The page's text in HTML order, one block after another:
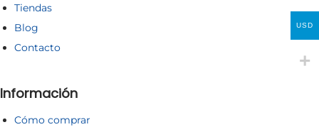
Tiendas
Blog
Contacto
Información
Cómo comprar
USD